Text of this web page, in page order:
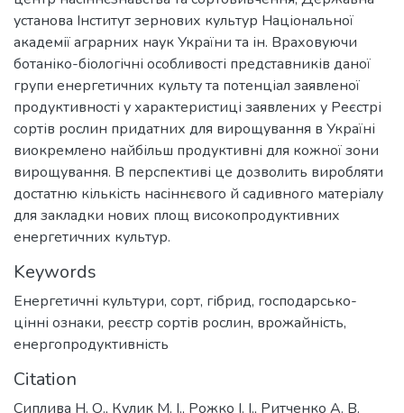
установа Інститут зернових культур Національної
академії аграрних наук України та ін. Враховуючи
ботаніко-біологічні особливості представників даної
групи енергетичних культу та потенціал заявленої
продуктивності у характеристиці заявлених у Реєстрі
сортів рослин придатних для вирощування в Україні
виокремлено найбільш продуктивні для кожної зони
вирощування. В перспективі це дозволить виробляти
достатню кількість насіннєвого й садивного матеріалу
для закладки нових площ високопродуктивних
енергетичних культур.
Keywords
Енергетичні культури, сорт, гібрид, господарсько-
цінні ознаки, реєстр сортів рослин, врожайність,
енергопродуктивність
Citation
Сиплива Н. О., Кулик М. І., Рожко І. І., Ритченко А. В.